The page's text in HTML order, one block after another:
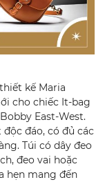
kế Maria
cho chiếc It-bag
East-West.
đáo, có đủ các
Túi có dây đeo
đeo vai hoặc
hẹn mang đến